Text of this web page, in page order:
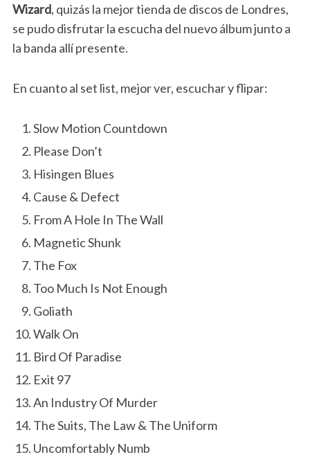
Wizard, quizás la mejor tienda de discos de Londres,
se pudo disfrutar la escucha del nuevo álbum junto a
la banda allí presente.
En cuanto al set list, mejor ver, escuchar y flipar:
Slow Motion Countdown
Please Don’t
Hisingen Blues
Cause & Defect
From A Hole In The Wall
Magnetic Shunk
The Fox
Too Much Is Not Enough
Goliath
Walk On
Bird Of Paradise
Exit 97
An Industry Of Murder
The Suits, The Law & The Uniform
Uncomfortably Numb